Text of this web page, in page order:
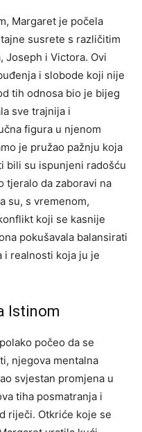
Margaret je počela
susrete s različitim
Joseph i Victora. Ovi
i slobode koji nije
tih odnosa bio je bijeg
sve trajnija i
figura u njenom
je pružao pažnju koja
bili su ispunjeni radošću
tjeralo da zaboravi na
su, s vremenom,
koji se kasnije
pokušavala balansirati
i realnosti koja ju je
Istinom
počeo da se
njegova mentalna
svjestan promjena u
tiha posmatranja i
riječi. Otkriće koje se